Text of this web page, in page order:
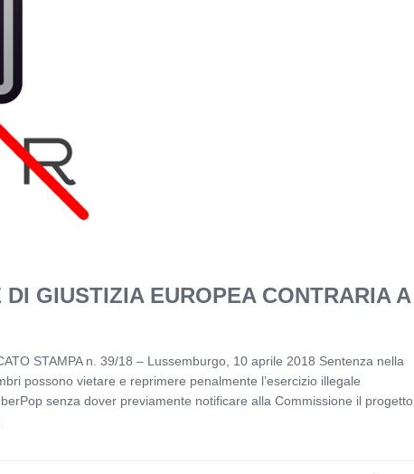
GIUSTIZIA EUROPEA CONTRARIA A
STAMPA n. 39/18 – Lussemburgo, 10 aprile 2018 Sentenza nella
possono vietare e reprimere penalmente l’esercizio illegale
senza dover previamente notificare alla Commissione il progetto